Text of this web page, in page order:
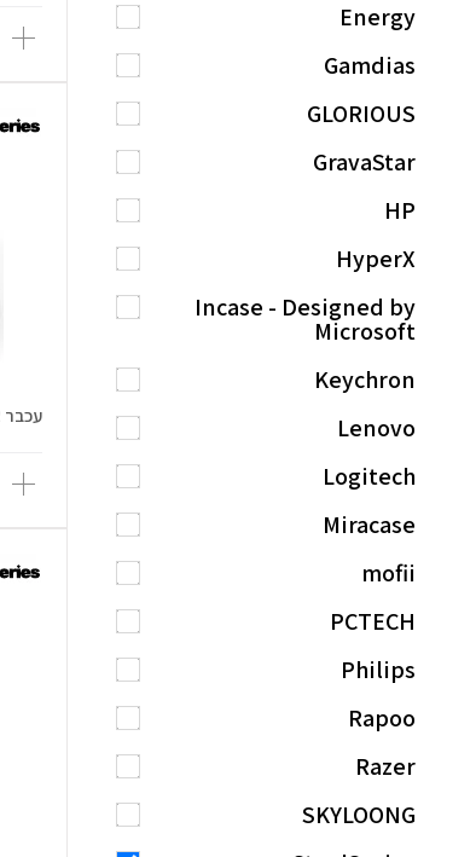
עכבר Rival 3 Gen 2 אלחוטי - לבן
Energy
Gamdias
GLORIOUS
GravaStar
HP
HyperX
Incase - Designed by
Microsoft
Keychron
Lenovo
Logitech
Miracase
mofii
PCTECH
Philips
Rapoo
Razer
SKYLOONG